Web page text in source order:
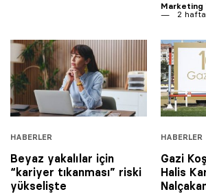
Marketing
2
HABERLER
Beyaz yakalılar için
“kariyer tıkanması” riski
yükselişte
HABERLER
Gazi
Halis